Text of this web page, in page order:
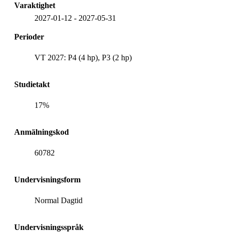
Varaktighet
2027-01-12 - 2027-05-31
Perioder
VT 2027: P4 (4 hp), P3 (2 hp)
Studietakt
17%
Anmälningskod
60782
Undervisningsform
Normal Dagtid
Undervisningsspråk